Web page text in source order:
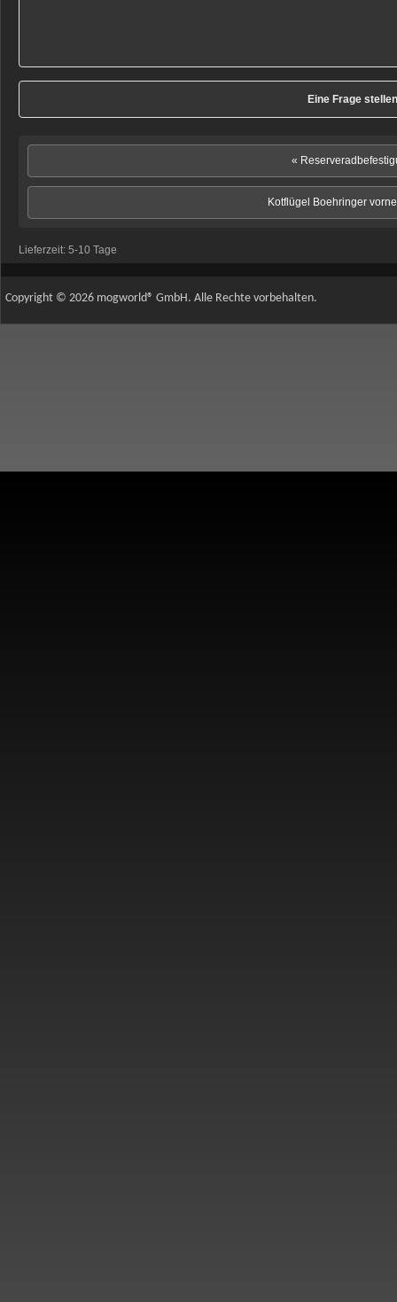
Eine Frage
«
Kotflügel Boehringer
Lieferzeit: 5-10 Tage
Copyright © 2026 mogworld® GmbH. Alle Rechte vorbehalten.